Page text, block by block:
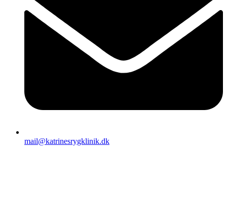
mail@katrinesrygklinik.dk